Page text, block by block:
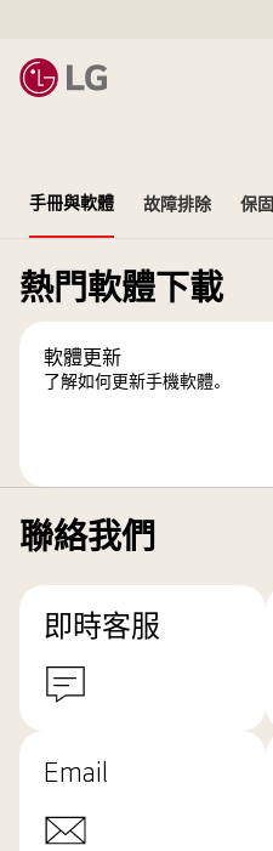
手冊與軟體 故障排除 保固
熱門軟體下載
軟體更新
了解如何更新手機軟體。
聯絡我們
即時客服
Email